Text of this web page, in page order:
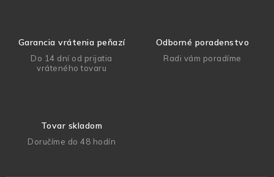
Garancia vrátenia peňazí
Do 14 dní od prijatia
vráteného tovaru
Odborné poradenstvo
Radi vám poradíme
Tovar skladom
Doručíme do 48 hodín